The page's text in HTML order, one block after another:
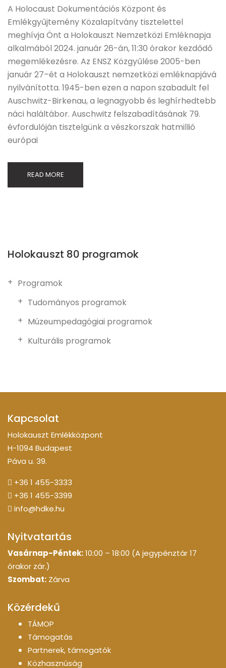
A Holocaust Dokumentációs Központ és
Emlékgyűjtemény Közalapítvány tisztelettel
meghívja Önt a Holokauszt Nemzetközi Emléknapja
alkalmából 2024. január 26-án, 11:30 órakor kezdődő
megemlékezésre. Az ENSZ Közgyűlése 2005-ben
január 27–ét a Holokauszt nemzetközi emléknapjává
nyilvánította. 1945-ben ezen a napon szabadult fel
Auschwitz-Birkenau, a legnagyobb és leghírhedtebb
náci haláltábor. Auschwitz felszabadításának 79.
évfordulóján tisztelgünk a vészkorszak hatmillió
európai
READ MORE
Holokauszt 80 programok
Programok
Tudományos programok
Múzeumpedagógiai programok
Kulturális programok
Kapcsolat
Holokauszt Emlékközpont
H-1094 Budapest
Páva u. 39.
+36 1 455-3333
+36 1 455-3399
info@hdke.hu
Nyitvatartás
Vasárnap-Péntek:10:00 – 18:00 (A jegypénztár 17
órakor zár.)
Szombat: Zárva
Közérdekű
TÁMOP
Támogatás
Partnerek, támogatók
Közhasznúság